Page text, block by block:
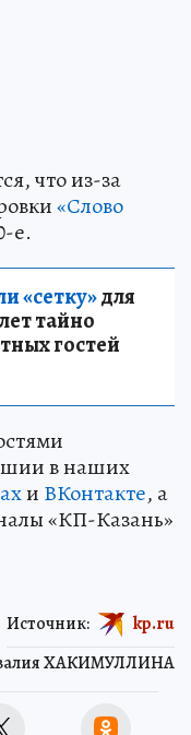
что из-за
«Слово
е.
«сетку»для
тайно
гостей
в наших
и ВКонтакте, а
«КП-Казань»
ХАКИМУЛЛИНА
Источник: kp.ru